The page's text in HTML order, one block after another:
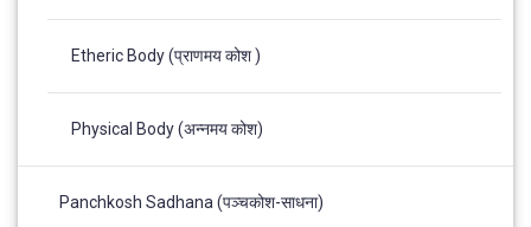
Etheric Body (प्राणमय कोश )
Physical Body (अन्नमय कोश)
Panchkosh Sadhana (पञ्चकोश-साधना)